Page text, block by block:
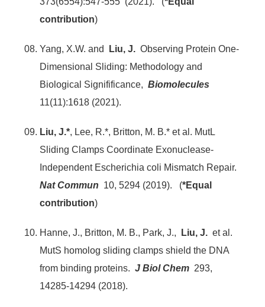
contribution)
Yang, X.W. and Liu, J.Observing Protein One-
Dimensional Sliding: Methodology and
Biological Signifificance,Biomolecules
11(11):1618 (2021).
Liu, J.*, Lee, R.*, Britton, M. B.* et al. MutL
Sliding Clamps Coordinate Exonuclease-
Independent Escherichia coli Mismatch Repair.
Nat Commun 10, 5294 (2019). (*Equal
contribution)
Hanne, J., Britton, M. B., Park, J., Liu, J. et al.
MutS homolog sliding clamps shield the DNA
from binding proteins.J Biol Chem 293,
14285-14294 (2018).